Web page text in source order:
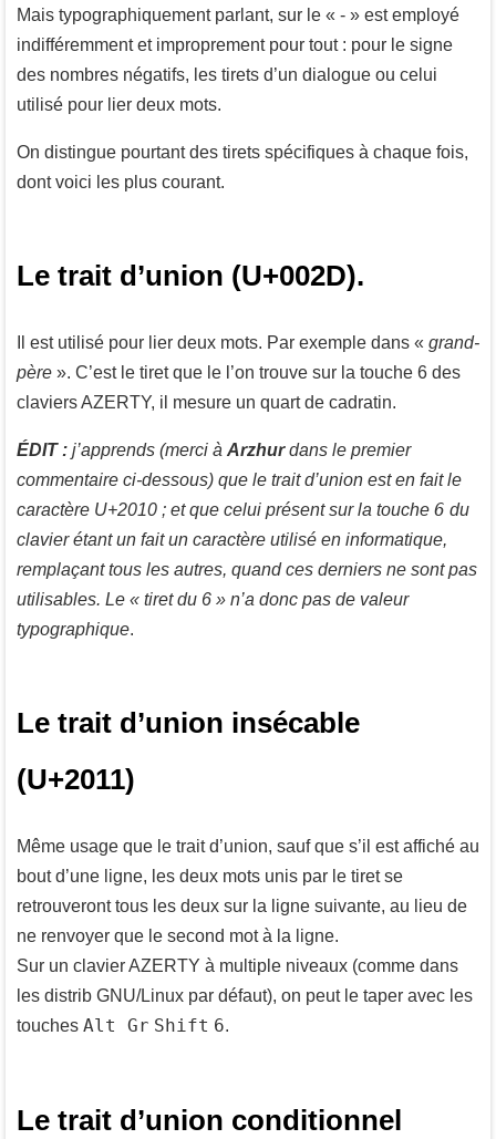
Mais typographiquement parlant, sur le « - » est employé
indifféremment et improprement pour tout : pour le signe
des nombres négatifs, les tirets d’un dialogue ou celui
utilisé pour lier deux mots.
On distingue pourtant des tirets spécifiques à chaque fois,
dont voici les plus courant.
Le trait d’union (U+002D).
Il est utilisé pour lier deux mots. Par exemple dans « grand-
père ». C’est le tiret que le l’on trouve sur la touche 6 des
claviers AZERTY, il mesure un quart de cadratin.
ÉDIT : j’apprends (merci à Arzhurdans le premier
commentaire ci-dessous) que le trait d’union est en fait le
caractère U+2010 ; et que celui présent sur la touche 6 du
clavier étant un fait un caractère utilisé en informatique,
remplaçant tous les autres, quand ces derniers ne sont pas
utilisables. Le « tiret du 6 » n’a donc pas de valeur
typographique.
Le trait d’union insécable
(U+2011)
Même usage que le trait d’union, sauf que s’il est affiché au
bout d’une ligne, les deux mots unis par le tiret se
retrouveront tous les deux sur la ligne suivante, au lieu de
ne renvoyer que le second mot à la ligne.
Sur un clavier AZERTY à multiple niveaux (comme dans
les distrib GNU/Linux par défaut), on peut le taper avec les
touches Alt Gr Shift 6.
Le trait d’union conditionnel